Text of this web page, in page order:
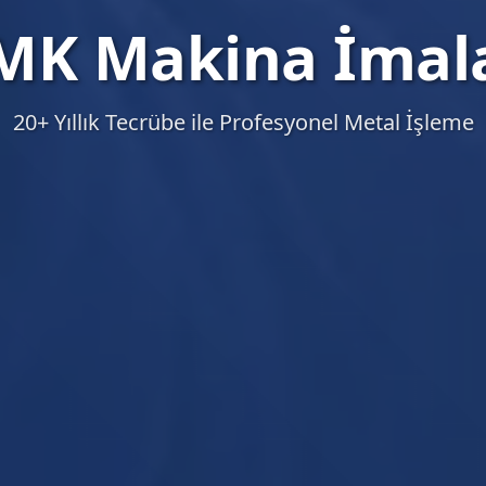
Makina
20+ Yıllık Tecrübe ile Profesyonel Metal İşleme